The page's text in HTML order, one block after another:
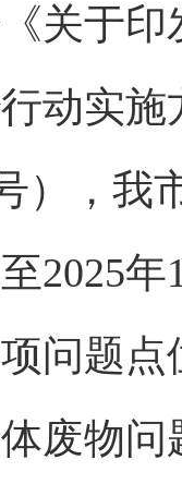
于印
动实施
），我
2025
问题点
废物问